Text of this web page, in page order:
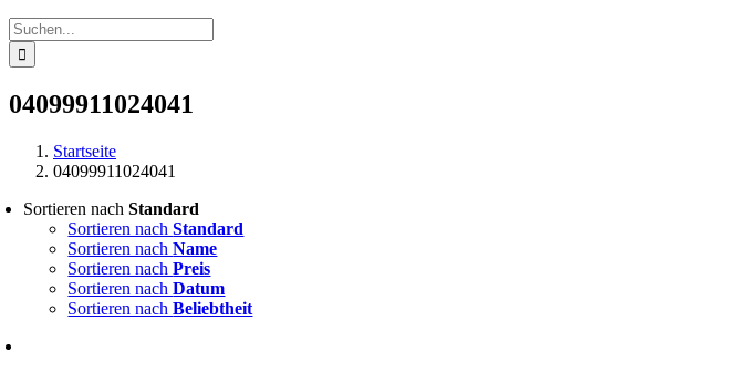
Suche
nach:
04099911024041
Startseite
04099911024041
Sortieren nachStandard
Sortieren nachStandard
Sortieren nachName
Sortieren nachPreis
Sortieren nachDatum
Sortieren nachBeliebtheit